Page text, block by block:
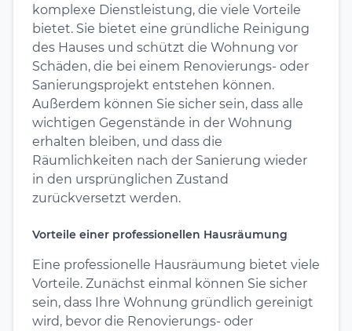
komplexe Dienstleistung, die viele Vorteile
bietet. Sie bietet eine gründliche Reinigung
des Hauses und schützt die Wohnung vor
Schäden, die bei einem Renovierungs- oder
Sanierungsprojekt entstehen können.
Außerdem können Sie sicher sein, dass alle
wichtigen Gegenstände in der Wohnung
erhalten bleiben, und dass die
Räumlichkeiten nach der Sanierung wieder
in den ursprünglichen Zustand
zurückversetzt werden.
Vorteile einer professionellen Hausräumung
Eine professionelle Hausräumung bietet viele
Vorteile. Zunächst einmal können Sie sicher
sein, dass Ihre Wohnung gründlich gereinigt
wird, bevor die Renovierungs- oder